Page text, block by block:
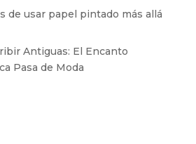
de usar papel pintado más allá
Antiguas: El Encanto
Pasa de Moda